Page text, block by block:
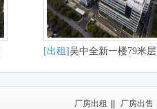
[出租]吴中全新一楼79米
厂房出租
厂房出租 厂房出售